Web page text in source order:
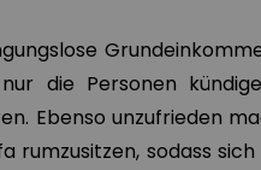
die Personen
Ebenso unzufrieden
rumzusitzen, sodass